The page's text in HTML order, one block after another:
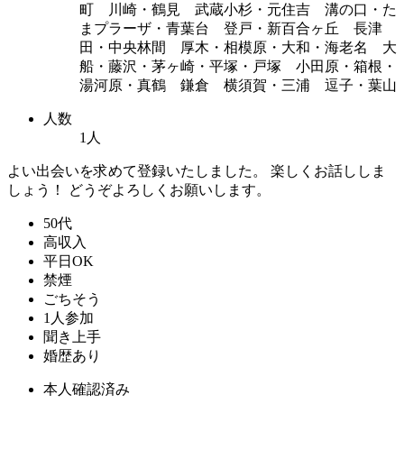
町 川崎・鶴見 武蔵小杉・元住吉 溝の口・た
まプラーザ・青葉台 登戸・新百合ヶ丘 長津
田・中央林間 厚木・相模原・大和・海老名 大
船・藤沢・茅ヶ崎・平塚・戸塚 小田原・箱根・
湯河原・真鶴 鎌倉 横須賀・三浦 逗子・葉山
人数
1人
よい出会いを求めて登録いたしました。 楽しくお話ししま
しょう！ どうぞよろしくお願いします。
50代
高収入
平日OK
禁煙
ごちそう
1人参加
聞き上手
婚歴あり
本人確認済み